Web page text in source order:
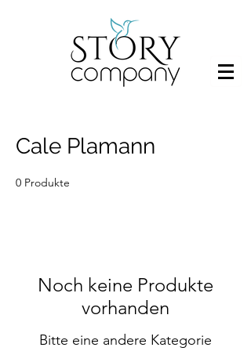
Cale Plamann
0 Produkte
Noch keine Produkte
vorhanden
Bitte eine andere Kategorie